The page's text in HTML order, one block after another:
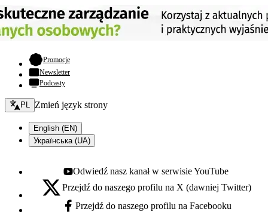
Promocje- otwiera się w nowej karcie
Newsletter
Podcasty
Zmień język - bieżący:
PL Zmień język strony
English (EN)
Українська (UA)
Youtube - otwiera się w nowej karcie
Odwiedź nasz kanał w serwisie YouTube
X - otwiera się w nowej karcie
Przejdź do naszego profilu na X (dawniej Twitter)
Facebook - otwiera się w nowej karcie
Przejdź do naszego profilu na Facebooku